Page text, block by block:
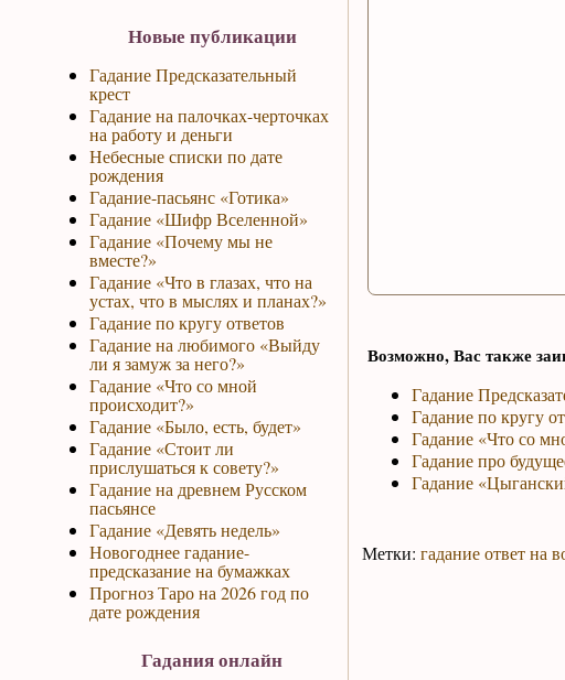
Новые публикации
Гадание Предсказательный
крест
Гадание на палочках-черточках
на работу и деньги
Небесные списки по дате
рождения
Гадание-пасьянс «Готика»
Гадание «Шифр Вселенной»
Гадание «Почему мы не
вместе?»
Гадание «Что в глазах, что на
устах, что в мыслях и планах?»
Гадание по кругу ответов
Гадание на любимого «Выйду
ли я замуж за него?»
Гадание «Что со мной
происходит?»
Гадание «Было, есть, будет»
Гадание «Стоит ли
прислушаться к совету?»
Гадание на древнем Русском
пасьянсе
Гадание «Девять недель»
Новогоднее гадание-
предсказание на бумажках
Прогноз Таро на 2026 год по
дате рождения
Гадания онлайн
Возможно, Вас также
Гадание
Гадание по кругу
Гадание «Что со
Гадание про
Гадание
Метки: гадание ответ на